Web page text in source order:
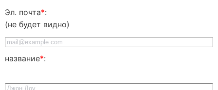
Эл. почта*:
(не будет видно)
название*: